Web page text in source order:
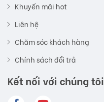
Khuyến mãi hot
Liên hệ
Chăm sóc khách hàng
Chính sách đổi trả
Kết nối với chúng tôi